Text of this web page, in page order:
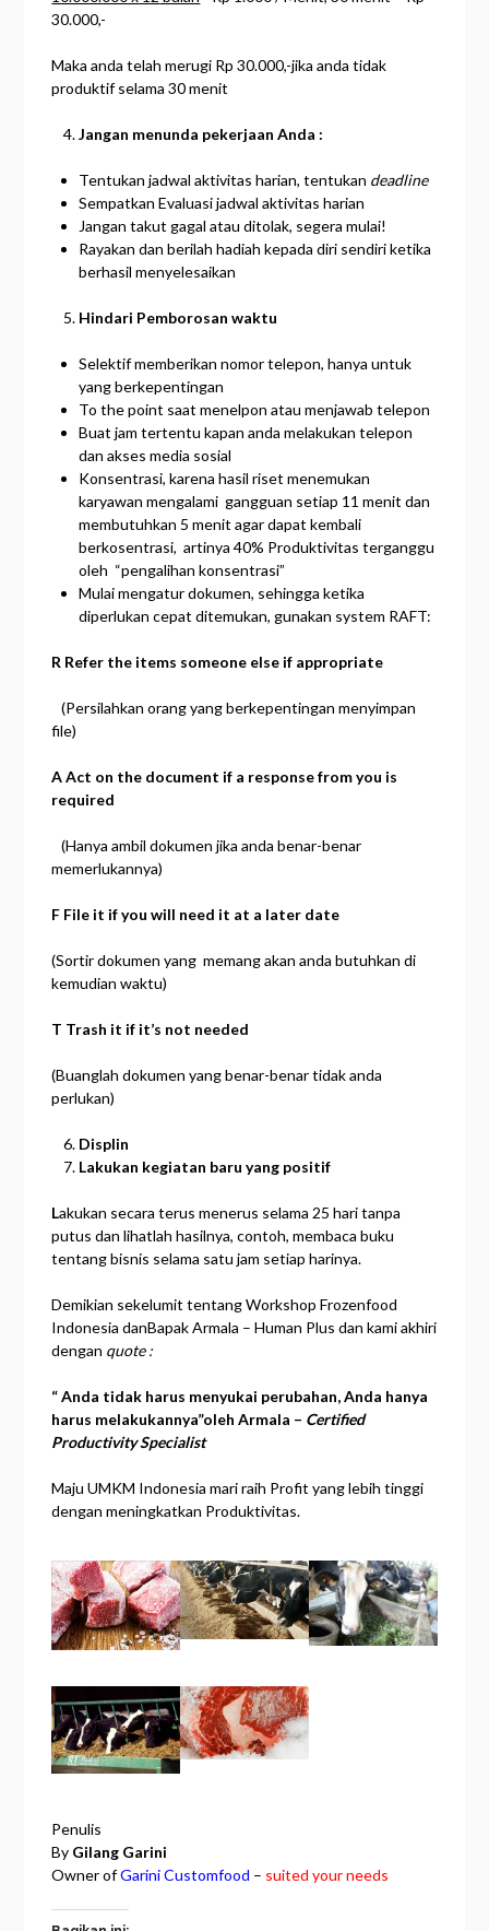
30.000,-
Maka anda telah merugi Rp 30.000,-jika anda tidak
produktif selama 30 menit
Jangan menunda pekerjaan Anda :
Tentukan jadwal aktivitas harian, tentukan deadline
Sempatkan Evaluasi jadwal aktivitas harian
Jangan takut gagal atau ditolak, segera mulai!
Rayakan dan berilah hadiah kepada diri sendiri ketika
berhasil menyelesaikan
Hindari Pemborosan waktu
Selektif memberikan nomor telepon, hanya untuk
yang berkepentingan
To the point saat menelpon atau menjawab telepon
Buat jam tertentu kapan anda melakukan telepon
dan akses media sosial
Konsentrasi, karena hasil riset menemukan
karyawan mengalami gangguan setiap 11 menit dan
membutuhkan 5 menit agar dapat kembali
berkosentrasi, artinya 40% Produktivitas terganggu
oleh “pengalihan konsentrasi”
Mulai mengatur dokumen, sehingga ketika
diperlukan cepat ditemukan, gunakan system RAFT:
R Refer the items someone else if appropriate
(Persilahkan orang yang berkepentingan menyimpan
file)
A Act on the document if a response from you is
required
(Hanya ambil dokumen jika anda benar-benar
memerlukannya)
F File it if you will need it at a later date
(Sortir dokumen yang memang akan anda butuhkan di
kemudian waktu)
T Trash it if it’s not needed
(Buanglah dokumen yang benar-benar tidak anda
perlukan)
Displin
Lakukan kegiatan baru yang positif
Lakukan secara terus menerus selama 25 hari tanpa
putus dan lihatlah hasilnya, contoh, membaca buku
tentang bisnis selama satu jam setiap harinya.
Demikian sekelumit tentang Workshop Frozenfood
Indonesia danBapak Armala – Human Plus dan kami akhiri
dengan quote :
“ Anda tidak harus menyukai perubahan, Anda hanya
harus melakukannya”oleh Armala – Certified
Productivity Specialist
Maju UMKM Indonesia mari raih Profit yang lebih tinggi
dengan meningkatkan Produktivitas.
Penulis
By Gilang Garini
Owner ofGarini Customfood – suited your needs